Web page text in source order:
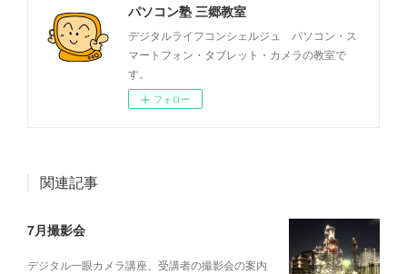
パソコン塾 三郷教室
デジタルライフコンシェルジュ パソコン・ス
マートフォン・タブレット・カメラの教室で
す。
フォロー
関連記事
7月撮影会
デジタル一眼カメラ講座、受講者の撮影会の案内